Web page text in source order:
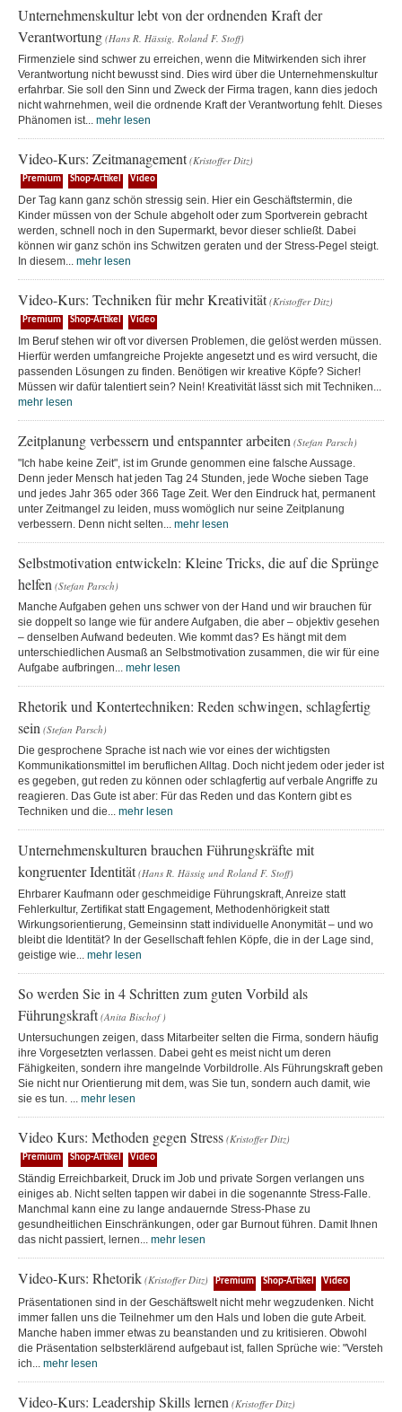
Unternehmenskultur lebt von der ordnenden Kraft der
Verantwortung (Hans R. Hässig, Roland F. Stoff)
Firmenziele sind schwer zu erreichen, wenn die Mitwirkenden sich ihrer
Verantwortung nicht bewusst sind. Dies wird über die Unternehmenskultur
erfahrbar. Sie soll den Sinn und Zweck der Firma tragen, kann dies jedoch
nicht wahrnehmen, weil die ordnende Kraft der Verantwortung fehlt. Dieses
Phänomen ist... mehr lesen
Video-Kurs: Zeitmanagement (Kristoffer Ditz)
Premium Shop-Artikel Video
Der Tag kann ganz schön stressig sein. Hier ein Geschäftstermin, die
Kinder müssen von der Schule abgeholt oder zum Sportverein gebracht
werden, schnell noch in den Supermarkt, bevor dieser schließt. Dabei
können wir ganz schön ins Schwitzen geraten und der Stress-Pegel steigt.
In diesem... mehr lesen
Video-Kurs: Techniken für mehr Kreativität (Kristoffer Ditz)
Premium Shop-Artikel Video
Im Beruf stehen wir oft vor diversen Problemen, die gelöst werden müssen.
Hierfür werden umfangreiche Projekte angesetzt und es wird versucht, die
passenden Lösungen zu finden. Benötigen wir kreative Köpfe? Sicher!
Müssen wir dafür talentiert sein? Nein! Kreativität lässt sich mit Techniken...
mehr lesen
Zeitplanung verbessern und entspannter arbeiten (Stefan Parsch)
"Ich habe keine Zeit", ist im Grunde genommen eine falsche Aussage.
Denn jeder Mensch hat jeden Tag 24 Stunden, jede Woche sieben Tage
und jedes Jahr 365 oder 366 Tage Zeit. Wer den Eindruck hat, permanent
unter Zeitmangel zu leiden, muss womöglich nur seine Zeitplanung
verbessern. Denn nicht selten... mehr lesen
Selbstmotivation entwickeln: Kleine Tricks, die auf die Sprünge
helfen (Stefan Parsch)
Manche Aufgaben gehen uns schwer von der Hand und wir brauchen für
sie doppelt so lange wie für andere Aufgaben, die aber – objektiv gesehen
– denselben Aufwand bedeuten. Wie kommt das? Es hängt mit dem
unterschiedlichen Ausmaß an Selbstmotivation zusammen, die wir für eine
Aufgabe aufbringen... mehr lesen
Rhetorik und Kontertechniken: Reden schwingen, schlagfertig
sein (Stefan Parsch)
Die gesprochene Sprache ist nach wie vor eines der wichtigsten
Kommunikationsmittel im beruflichen Alltag. Doch nicht jedem oder jeder ist
es gegeben, gut reden zu können oder schlagfertig auf verbale Angriffe zu
reagieren. Das Gute ist aber: Für das Reden und das Kontern gibt es
Techniken und die... mehr lesen
Unternehmenskulturen brauchen Führungskräfte mit
kongruenter Identität (Hans R. Hässig und Roland F. Stoff)
Ehrbarer Kaufmann oder geschmeidige Führungskraft, Anreize statt
Fehlerkultur, Zertifikat statt Engagement, Methodenhörigkeit statt
Wirkungsorientierung, Gemeinsinn statt individuelle Anonymität – und wo
bleibt die Identität? In der Gesellschaft fehlen Köpfe, die in der Lage sind,
geistige wie... mehr lesen
So werden Sie in 4 Schritten zum guten Vorbild als
Führungskraft (Anita Bischof )
Untersuchungen zeigen, dass Mitarbeiter selten die Firma, sondern häufig
ihre Vorgesetzten verlassen. Dabei geht es meist nicht um deren
Fähigkeiten, sondern ihre mangelnde Vorbildrolle. Als Führungskraft geben
Sie nicht nur Orientierung mit dem, was Sie tun, sondern auch damit, wie
sie es tun. ... mehr lesen
Video Kurs: Methoden gegen Stress (Kristoffer Ditz)
Premium Shop-Artikel Video
Ständig Erreichbarkeit, Druck im Job und private Sorgen verlangen uns
einiges ab. Nicht selten tappen wir dabei in die sogenannte Stress-Falle.
Manchmal kann eine zu lange andauernde Stress-Phase zu
gesundheitlichen Einschränkungen, oder gar Burnout führen. Damit Ihnen
das nicht passiert, lernen... mehr lesen
Video-Kurs: Rhetorik (Kristoffer Ditz) Premium Shop-Artikel Video
Präsentationen sind in der Geschäftswelt nicht mehr wegzudenken. Nicht
immer fallen uns die Teilnehmer um den Hals und loben die gute Arbeit.
Manche haben immer etwas zu beanstanden und zu kritisieren. Obwohl
die Präsentation selbsterklärend aufgebaut ist, fallen Sprüche wie: "Versteh
ich... mehr lesen
Video-Kurs: Leadership Skills lernen (Kristoffer Ditz)